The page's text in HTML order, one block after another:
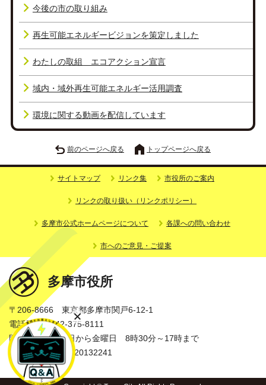
今後の市の取り組み
再生可能エネルギービジョンを策定しました
わたしの取組 エコアクション宣言
域内・域外再生可能エネルギー活用調査
環境に関する動画を配信しています
前のページへ戻る トップページへ戻る
サイトマップ リンク集 市役所のご案内
リンクの取り扱い（リンクポリシー）
多摩市公式ホームページについて 各課への問い合わせ
市へのご意見・ご提案
多摩市役所
〒206-8666 東京都多摩市関戸6-12-1
電話番号：042-375-8111
開庁時間：月曜日から金曜日 8時30分～17時まで
法人番号：3000020132241